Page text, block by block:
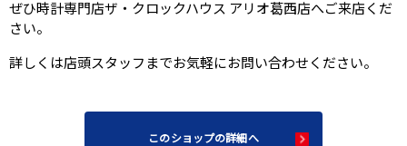
ぜひ時計専門店ザ・クロックハウス アリオ葛西店へご来店くだ
さい。
詳しくは店頭スタッフまでお気軽にお問い合わせください。
このショップの詳細へ